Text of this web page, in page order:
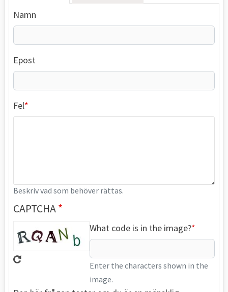
Namn
Epost
Fel
Beskriv vad som behöver rättas.
CAPTCHA
What code is in the image?
Enter the characters shown in the
image.